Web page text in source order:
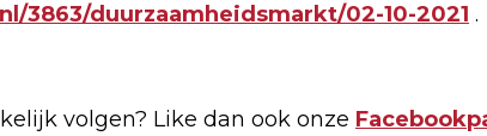
3863/duurzaamheidsmarkt/02-10-2021 .
volgen? Like dan ook onze